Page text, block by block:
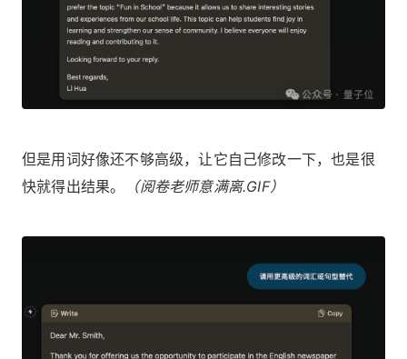
但是用词好像还不够高级，让它自己修改一下，也是很
快就得出结果。
（阅卷老师意满离.GIF）